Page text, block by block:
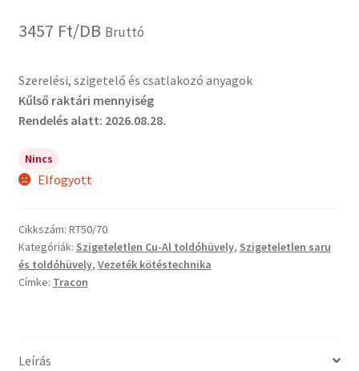
3457 Ft/DB Bruttó
Szerelési, szigetelő és csatlakozó anyagok
Kűlső raktári mennyiség
Rendelés alatt: 2026.08.28.
Nincs
Elfogyott
Cikkszám: RT50/70
Kategóriák: Szigeteletlen Cu-Al toldóhüvely, Szigeteletlen saru
és toldóhüvely, Vezeték kötéstechnika
Címke: Tracon
Leírás